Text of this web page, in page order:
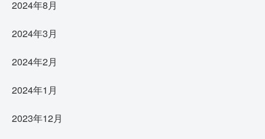
2024年8月
2024年3月
2024年2月
2024年1月
2023年12月